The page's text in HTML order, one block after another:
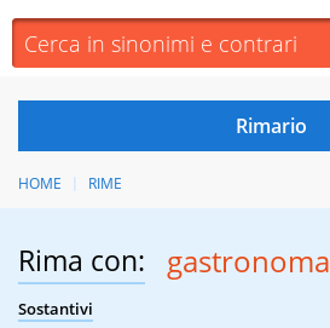
HOME RIME
Rima con: gastronoma
Sostantivi